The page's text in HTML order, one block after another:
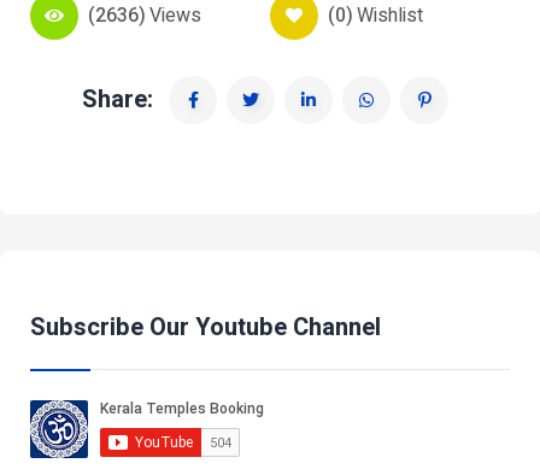
(2636)Views (0)Wishlist
Share:
Subscribe Our Youtube Channel